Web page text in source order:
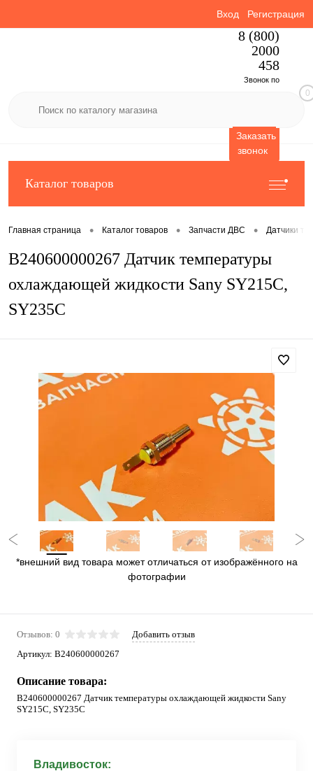
Вход Регистрация
8 (800)
2000
458
Звонок по
Заказать
звонок
0
Каталог товаров
Главная страница • Каталог товаров • Запчасти ДВС • Датчики
B240600000267 Датчик температуры
охлаждающей жидкости Sany SY215C,
SY235C
*внешний вид товара может отличаться от изображённого на
фотографии
Отзывов: 0
Добавить отзыв
Артикул: B240600000267
Описание товара:
B240600000267 Датчик температуры охлаждающей жидкости Sany
SY215C, SY235C
Владивосток: